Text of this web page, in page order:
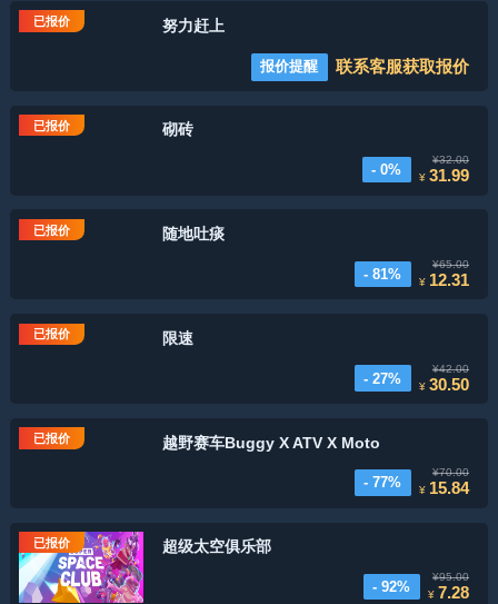
已报价 努力赶上
报价提醒 联系客服获取报价
已报价 砌砖
- 0%
¥32.00
¥31.99
已报价 随地吐痰
- 81%
¥65.00
¥ 12.31
已报价 限速
- 27%
¥42.00
¥30.50
已报价 越野赛车Buggy X ATV X Moto
- 77%
¥70.00
¥ 15.84
已报价 超级太空俱乐部
- 92%
¥95.00
¥ 7.28